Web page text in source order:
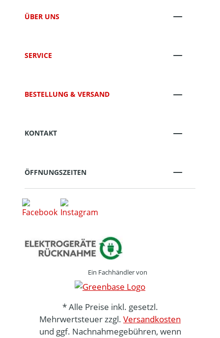
ÜBER UNS
SERVICE
BESTELLUNG & VERSAND
KONTAKT
ÖFFNUNGSZEITEN
Ein Fachhändler von
* Alle Preise inkl. gesetzl.
Mehrwertsteuer zzgl. Versandkosten
und ggf. Nachnahmegebühren, wenn